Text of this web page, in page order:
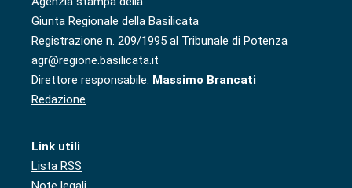
Giunta Regionale della Basilicata
Registrazione n. 209/1995 al Tribunale di Potenza
agr@regione.basilicata.it
Direttore responsabile: Massimo Brancati
Redazione
Link utili
Lista RSS